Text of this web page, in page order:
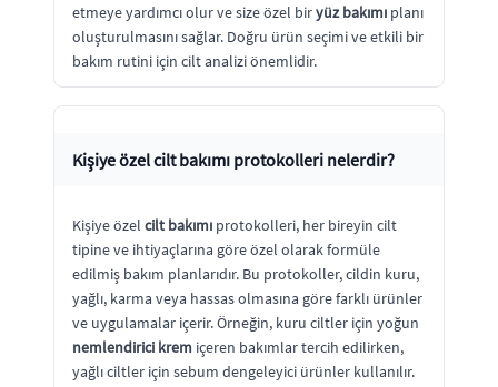
etmeye yardımcı olur ve size özel biryüz bakımı planı
oluşturulmasını sağlar. Doğru ürün seçimi ve etkili bir
bakım rutini için cilt analizi önemlidir.
Kişiye özel cilt bakımı protokolleri nelerdir?
Kişiye özel cilt bakımı protokolleri, her bireyin cilt
tipine ve ihtiyaçlarına göre özel olarak formüle
edilmiş bakım planlarıdır. Bu protokoller, cildin kuru,
yağlı, karma veya hassas olmasına göre farklı ürünler
ve uygulamalar içerir. Örneğin, kuru ciltler için yoğun
nemlendirici krem içeren bakımlar tercih edilirken,
yağlı ciltler için sebum dengeleyici ürünler kullanılır.